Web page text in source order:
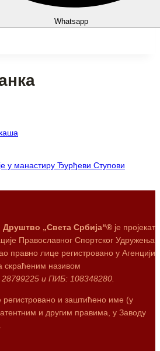
Whatsapp
у манастиру Ђурђеви Ступови
„Света Србија“® је пројекат
Православног Спортског Удружења
правно лице регистровано у Агенцији
скраћеним називом
и ПИБ: 108348280.
регистровано и заштићено име (у
и другим правима, у Заводу